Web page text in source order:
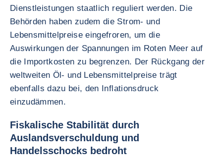
Dienstleistungen staatlich reguliert werden. Die
Behörden haben zudem die Strom- und
Lebensmittelpreise eingefroren, um die
Auswirkungen der Spannungen im Roten Meer auf
die Importkosten zu begrenzen. Der Rückgang der
weltweiten Öl- und Lebensmittelpreise trägt
ebenfalls dazu bei, den Inflationsdruck
einzudämmen.
Fiskalische Stabilität durch
Auslandsverschuldung und
Handelsschocks bedroht